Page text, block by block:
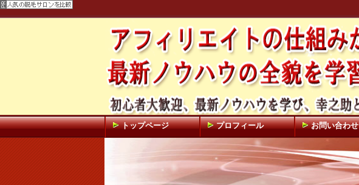
トップページ プロフィール お問い合わせ